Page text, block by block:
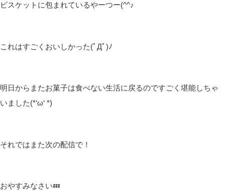
ビスケットに包まれているやーつー(^^♪
これはすごくおいしかった(ﾟДﾟ)ﾉ
明日からまたお菓子は食べない生活に戻るのですごく堪能しちゃ
いました(*‘ω‘ *)
それではまた次の配信で！
おやすみなさい💤